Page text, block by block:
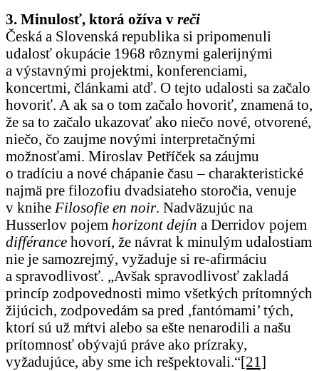
3. Minulosť, ktorá ožíva v reči
Česká a Slovenská republika si pripomenuli
udalosť okupácie 1968 rôznymi galerijnými
a výstavnými projektmi, konferenciami,
koncertmi, článkami atď. O tejto udalosti sa začalo
hovoriť. A ak sa o tom začalo hovoriť, znamená to,
že sa to začalo ukazovať ako niečo nové, otvorené,
niečo, čo zaujme novými interpretačnými
možnosťami. Miroslav Petříček sa záujmu
o tradíciu a nové chápanie času – charakteristické
najmä pre filozofiu dvadsiateho storočia, venuje
v knihe Filosofie en noir. Nadväzujúc na
Husserlov pojem horizont dejín a Derridov pojem
différance hovorí, že návrat k minulým udalostiam
nie je samozrejmý, vyžaduje si re-afirmáciu
a spravodlivosť. „Avšak spravodlivosť zakladá
princíp zodpovednosti mimo všetkých prítomných
žijúcich, zodpovedám sa pred ,fantómami’ tých,
ktorí sú už mŕtvi alebo sa ešte nenarodili a našu
prítomnosť obývajú práve ako prízraky,
vyžadujúce, aby sme ich rešpektovali.“[21]